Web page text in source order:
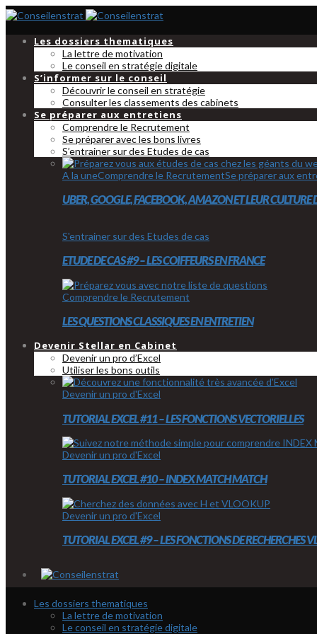
Les dossiers thematiques
La lettre de motivation
Le conseil en stratégie digitale
S’informer sur le conseil
Découvrir le conseil en stratégie
Consulter les classements des cabinets
Se préparer aux entretiens
Comprendre le Recrutement
Se préparer avec les bons livres
S’entrainer sur des Etudes de cas
A la uneComprendre le RecrutementSe préparer aux
UBER, GOOGLE, FACEBOOK, AMAZON ET LEUR CULTURE
S'entrainer sur des Etudes de cas
ETUDE DE CAS #9 – LES COIFFEURS EN FRANCE
Comprendre le Recrutement
LES QUESTIONS CLASSIQUES EN ENTRETIEN
Devenir Stellar en Cabinet
Devenir un pro d’Excel
Utiliser les bons outils
Devenir un pro d'Excel
TUTORIAL EXCEL #11 – LES FONCTIONS VECTORIELLES
Devenir un pro d'Excel
TUTORIAL EXCEL #10 – INDEX MATCH MATCH
Devenir un pro d'Excel
TUTORIAL EXCEL #9 – LES FONCTIONS DE RECHERCHES
Les dossiers thematiques
La lettre de motivation
Le conseil en stratégie digitale